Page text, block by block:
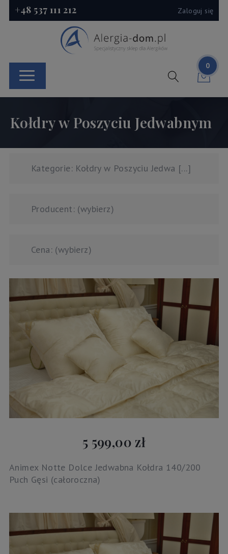
+48 537 111 212 Zaloguj się
0
Kołdry w Poszyciu Jedwabnym
Kategorie: Kołdry w Poszyciu Jedwa [...]
Producent: (wybierz)
Cena: (wybierz)
5 599,00 zł
Animex Notte Dolce Jedwabna Kołdra 140/200
Puch Gęsi (całoroczna)